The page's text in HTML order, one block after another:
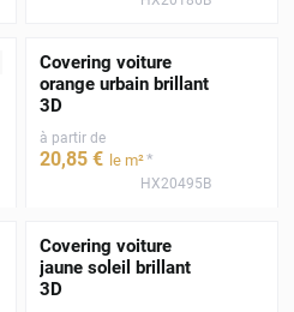
Covering voiture
orange urbain brillant
3D
à partir de
20,85 € le m²*
HX20495B
Covering voiture
jaune soleil brillant
3D